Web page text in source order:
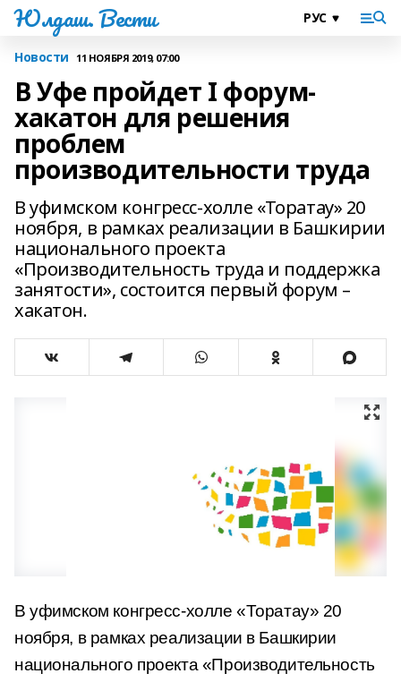
Юлдаш. Вести
Новости 11 НОЯБРЯ 2019, 07:00
В Уфе пройдет I форум-
хакатон для решения
проблем
производительности труда
В уфимском конгресс-холле «Торатау» 20
ноября, в рамках реализации в Башкирии
национального проекта
«Производительность труда и поддержка
занятости», состоится первый форум –
хакатон.
В уфимском конгресс-холле «Торатау» 20
ноября, в рамках реализации в Башкирии
национального проекта «Производительность